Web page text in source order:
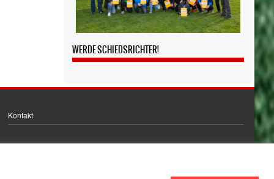
WERDE SCHIEDSRICHTER!
Kontakt